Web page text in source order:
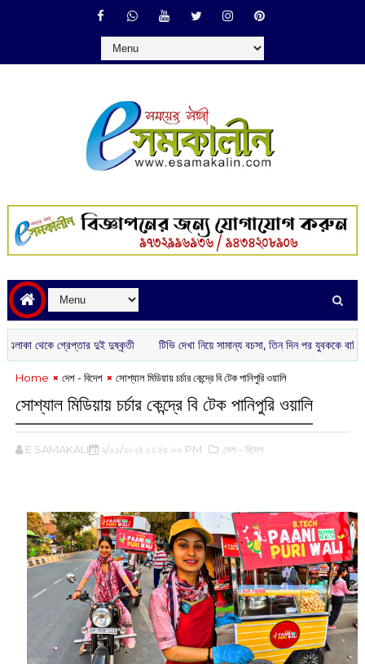
গ্রেপ্তার দুই দুষ্কৃতী টিভি দেখা নিয়ে সামান্য বচসা, তিন দিন পর যুবককে বাড়ি থেকে
Home দেশ - বিদেশ সোশ্যাল মিডিয়ায় চর্চার কেন্দ্রে বি টেক পানিপুরি ওয়ালি
সোশ্যাল মিডিয়ায় চর্চার কেন্দ্রে বি টেক পানিপুরি ওয়ালি
E SAMAKALIN ২/০১/২০২৪ ১২:৪৫:০০ PM ,দেশ - বিদেশ